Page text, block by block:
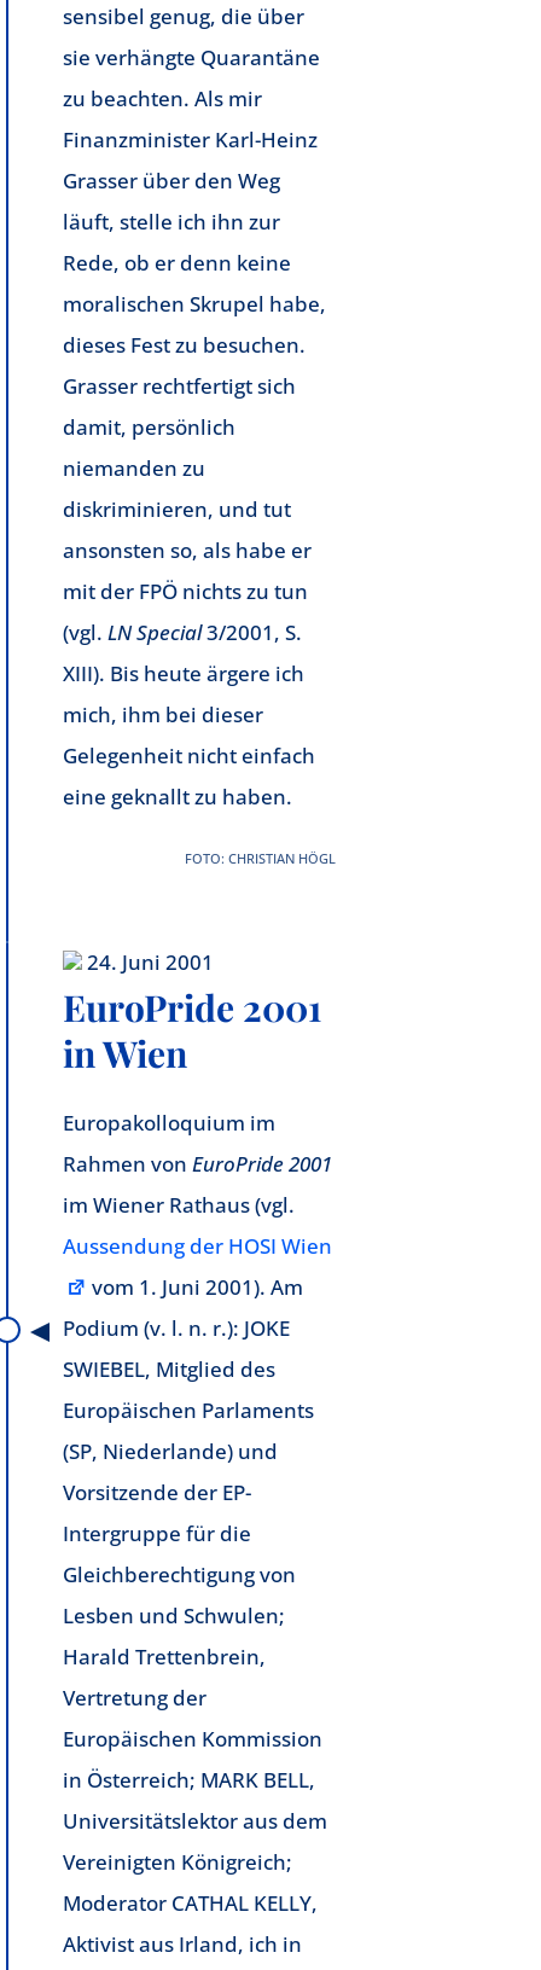
sensibel genug, die über
sie verhängte Quarantäne
zu beachten. Als mir
Finanzminister Karl-Heinz
Grasser über den Weg
läuft, stelle ich ihn zur
Rede, ob er denn keine
moralischen Skrupel habe,
dieses Fest zu besuchen.
Grasser rechtfertigt sich
damit, persönlich
niemanden zu
diskriminieren, und tut
ansonsten so, als habe er
mit der FPÖ nichts zu tun
(vgl. LNSpecial3/2001, S.
XIII). Bis heute ärgere ich
mich, ihm bei dieser
Gelegenheit nicht einfach
eine geknallt zu haben.
FOTO: CHRISTIAN HÖGL
24. Juni 2001
EuroPride 2001
in Wien
Europakolloquium im
Rahmen von EuroPride 2001
im Wiener Rathaus (vgl.
Aussendung der HOSI Wien
vom 1. Juni 2001). Am
Podium (v. l. n. r.): JOKE
SWIEBEL, Mitglied des
Europäischen Parlaments
(SP, Niederlande) und
Vorsitzende der EP-
Intergruppe für die
Gleichberechtigung von
Lesben und Schwulen;
Harald Trettenbrein,
Vertretung der
Europäischen Kommission
in Österreich; MARK BELL,
Universitätslektor aus dem
Vereinigten Königreich;
Moderator CATHAL KELLY,
Aktivist aus Irland, ich in